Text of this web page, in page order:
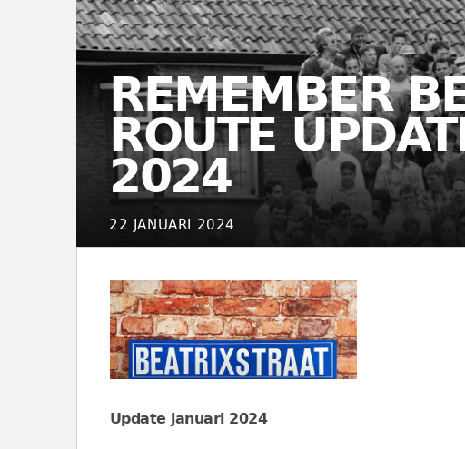
REMEMBER
ROUTE
2024
22 JANUARI 2024
Update januari 2024